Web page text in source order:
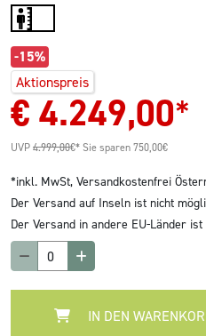
-15%
Aktionspreis
€ 4.249,00*
UVP 4.999,00€* Sie sparen 750,00€
*inkl. MwSt, Versandkostenfrei
Der Versand auf Inseln ist nicht
Der Versand in andere EU-Länder
IN DEN